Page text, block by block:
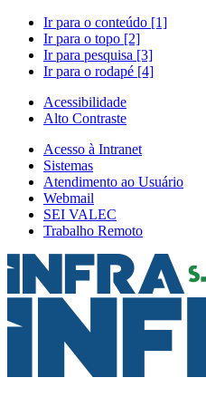
Ir para o conteúdo [1]
Ir para o topo [2]
Ir para pesquisa [3]
Ir para o rodapé [4]
Acessibilidade
Alto Contraste
Acesso à Intranet
Sistemas
Atendimento ao Usuário
Webmail
SEI VALEC
Trabalho Remoto